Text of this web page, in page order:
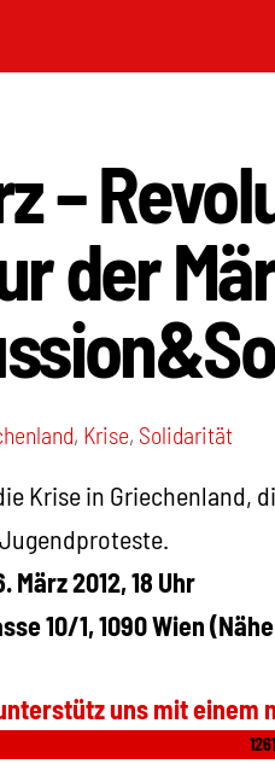
–
der
, Krise, Solidarität
Krise in Griechenland,
März 2012, 18 Uhr
10/1, 1090 Wien
uns mit einem